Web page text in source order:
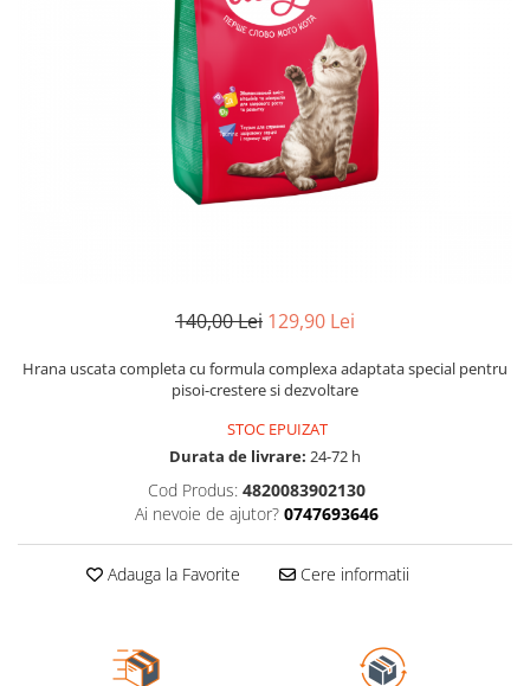
140,00 Lei 129,90 Lei
Hrana uscata completa cu formula complexa adaptata special pentru
pisoi-crestere si dezvoltare
STOC EPUIZAT
Durata de livrare: 24-72 h
Cod Produs: 4820083902130
Ai nevoie de ajutor? 0747693646
Adauga la Favorite Cere informatii